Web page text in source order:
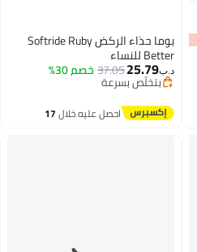
بوما حذاء الركض Softride Ruby
Better للنساء
د.ب‏25.79
37.05 خصم 30%
بتخلّص بسرعة
بتخلّص بسرعة
احصل عليه خلال17